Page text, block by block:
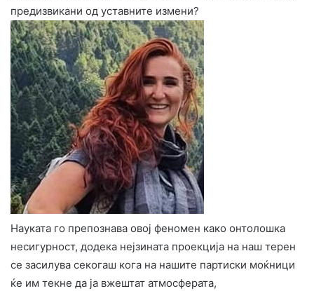
предизвикани од уставните измени?
​Науката го препознава овој феномен како онтолошка
несигурност, додека нејзината проекција на наш терен
се засилува секогаш кога на нашите партиски моќници
ќе им текне да ја вжештат атмосферата,